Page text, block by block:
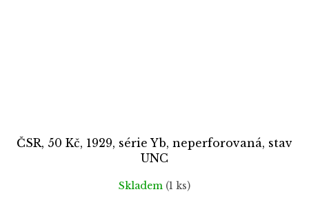
ČSR, 50 Kč, 1929, série Yb, neperforovaná, stav
UNC
Skladem (1 ks)